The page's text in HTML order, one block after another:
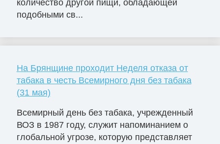
количество другой пищи, обладающей
подобными св...
На Брянщине проходит Неделя отказа от
табака в честь Всемирного дня без табака
(31 мая)
Всемирный день без табака, учрежденный
ВОЗ в 1987 году, служит напоминанием о
глобальной угрозе, которую представляет